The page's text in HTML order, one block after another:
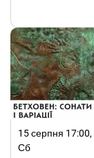
15 серпня 17:00,
Сб